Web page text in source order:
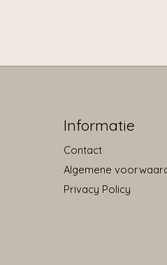
Informatie
Contact
Algemene
Privacy Policy